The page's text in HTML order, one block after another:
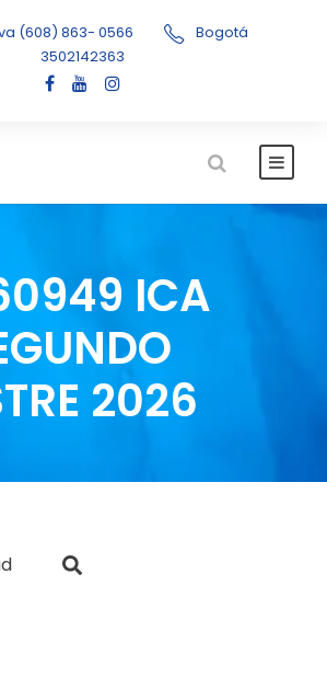
(608) 863- 0566
Bogotá
3502142363
ICA
2026